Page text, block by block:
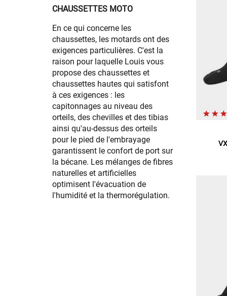
CHAUSSETTES MOTO
En ce qui concerne les
chaussettes, les motards ont des
exigences particulières. C'est la
raison pour laquelle Louis vous
propose des chaussettes et
chaussettes hautes qui satisfont
à ces exigences : les
capitonnages au niveau des
orteils, des chevilles et des tibias
ainsi qu'au-dessus des orteils
pour le pied de l'embrayage
garantissent le confort de port sur
la bécane. Les mélanges de fibres
naturelles et artificielles
optimisent l'évacuation de
l'humidité et la thermorégulation.